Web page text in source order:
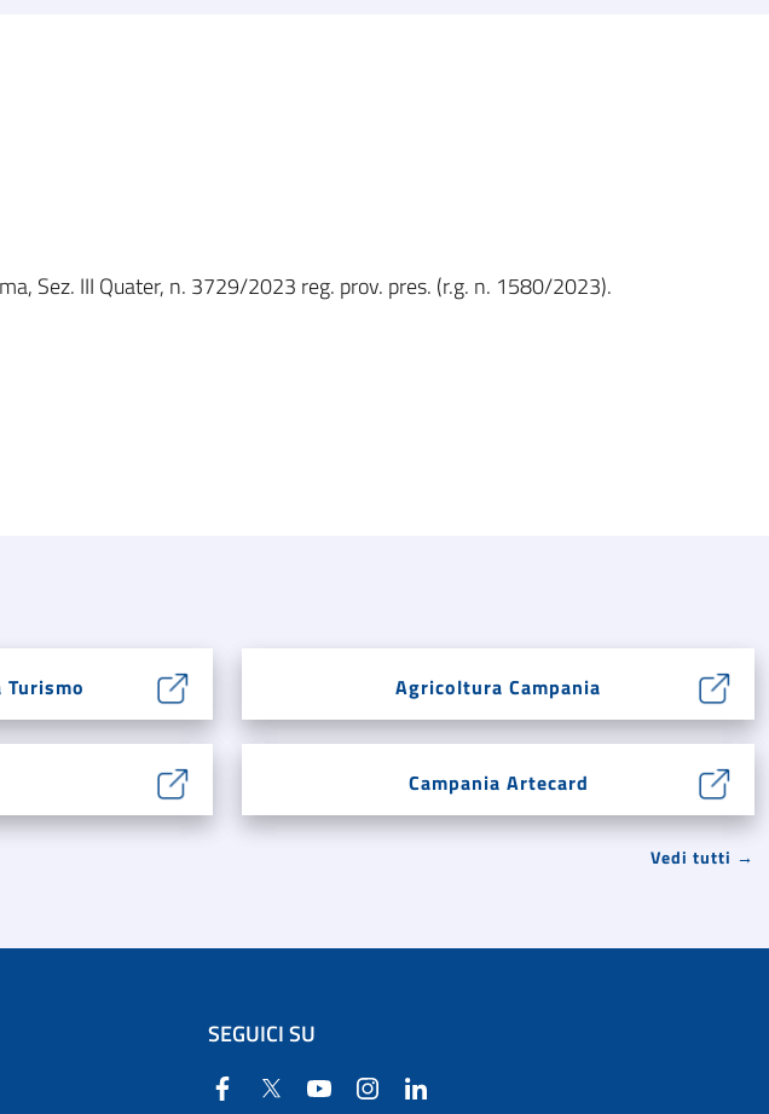
Sez. III Quater, n. 3729/2023 reg. prov. pres. (r.g. n. 1580/2023).
Turismo Agricoltura Campania
Campania Artecard
Vedi tutti →
SEGUICI SU
Facebook
Twitter YouTube Instagram